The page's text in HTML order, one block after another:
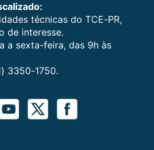
técnicas do TCE-PR,
de interesse.
a sexta-feira, das 9h às
3350-1750.